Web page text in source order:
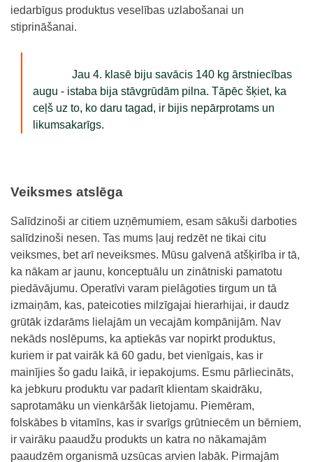
iedarbīgus produktus veselības uzlabošanai un
stiprināšanai.
Jau 4. klasē biju savācis 140 kg ārstniecības
augu - istaba bija stāvgrūdām pilna. Tāpēc šķiet, ka
ceļš uz to, ko daru tagad, ir bijis nepārprotams un
likumsakarīgs.
Veiksmes atslēga
Salīdzinoši ar citiem uzņēmumiem, esam sākuši darboties
salīdzinoši nesen. Tas mums ļauj redzēt ne tikai citu
veiksmes, bet arī neveiksmes. Mūsu galvenā atšķirība ir tā,
ka nākam ar jaunu, konceptuālu un zinātniski pamatotu
piedāvājumu. Operatīvi varam pielāgoties tirgum un tā
izmaiņām, kas, pateicoties milzīgajai hierarhijai, ir daudz
grūtāk izdarāms lielajām un vecajām kompānijām. Nav
nekāds noslēpums, ka aptiekās var nopirkt produktus,
kuriem ir pat vairāk kā 60 gadu, bet vienīgais, kas ir
mainījies šo gadu laikā, ir iepakojums. Esmu pārliecināts,
ka jebkuru produktu var padarīt klientam skaidrāku,
saprotamāku un vienkāršāk lietojamu. Piemēram,
folskābes b vitamīns, kas ir svarīgs grūtniecēm un bērniem,
ir vairāku paaudžu produkts un katra no nākamajām
paaudzēm organismā uzsūcas arvien labāk. Pirmajām